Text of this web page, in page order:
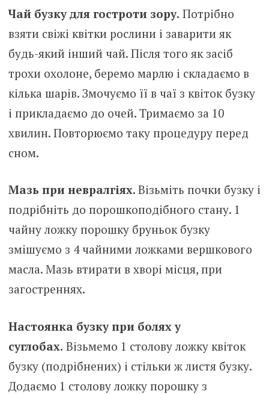
Чай бузку для гостроти зору. Потрібно
взяти свіжі квітки рослини і заварити як
будь-який інший чай. Після того як засіб
трохи охолоне, беремо марлю і складаємо в
кілька шарів. Змочуємо її в чаї з квіток бузку
і прикладаємо до очей. Тримаємо за 10
хвилин. Повторюємо таку процедуру перед
сном.
Мазь при невралгіях. Візьміть почки бузку і
подрібніть до порошкоподібного стану. 1
чайну ложку порошку бруньок бузку
змішуємо з 4 чайними ложками вершкового
масла. Мазь втирати в хворі місця, при
загостреннях.
Настоянка бузку при болях у
суглобах. Візьмемо 1 столову ложку квіток
бузку (подрібнених) і стільки ж листя бузку.
Додаємо 1 столову ложку порошку з